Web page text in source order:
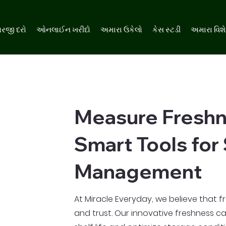
દરો ઓનલાઈન ખરીદો અમારા ઉકેલો કેસ સ્ટડી અમારા વિશે
Measure
Smart Tools
Management
At Miracle Everyday, we believe that
and trust. Our innovative freshness